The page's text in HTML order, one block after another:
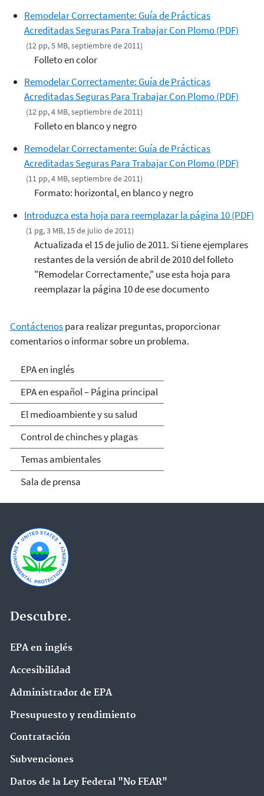
Remodelar Correctamente: Guía de Prácticas
Acreditadas Seguras Para Trabajar Con Plomo (PDF)
(12 pp, 5 MB, septiembre de 2011)
Folleto en color
Remodelar Correctamente: Guía de Prácticas
Acreditadas Seguras Para Trabajar Con Plomo (PDF)
(12 pp, 4 MB, septiembre de 2011)
Folleto en blanco y negro
Remodelar Correctamente: Guía de Prácticas
Acreditadas Seguras Para Trabajar Con Plomo (PDF)
(11 pp, 4 MB, septiembre de 2011)
Formato: horizontal, en blanco y negro
Introduzca esta hoja para reemplazar la página 10 (PDF)
(1 pg, 3 MB, 15 de julio de 2011)
Actualizada el 15 de julio de 2011. Si tiene ejemplares
restantes de la versión de abril de 2010 del folleto
"Remodelar Correctamente," use esta hoja para
reemplazar la página 10 de ese documento
Contáctenospara realizar preguntas, proporcionar
comentarios o informar sobre un problema.
EPA en español
EPA en inglés
EPA en español – Página principal
El medioambiente y su salud
Control de chinches y plagas
Temas ambientales
Sala de prensa
Descubre.
EPA en ingl‌és
Accesibilidad
Administrador de EPA
Presupuesto y rendimiento
Contratación
Subvenciones
Datos de la Ley Federal "No FEAR"